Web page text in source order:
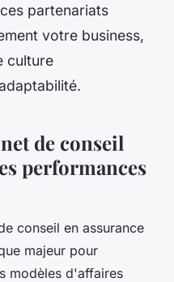
partenariats
votre business,
culture
de conseil
performances
conseil en assurance
majeur pour
modèles d'affaires